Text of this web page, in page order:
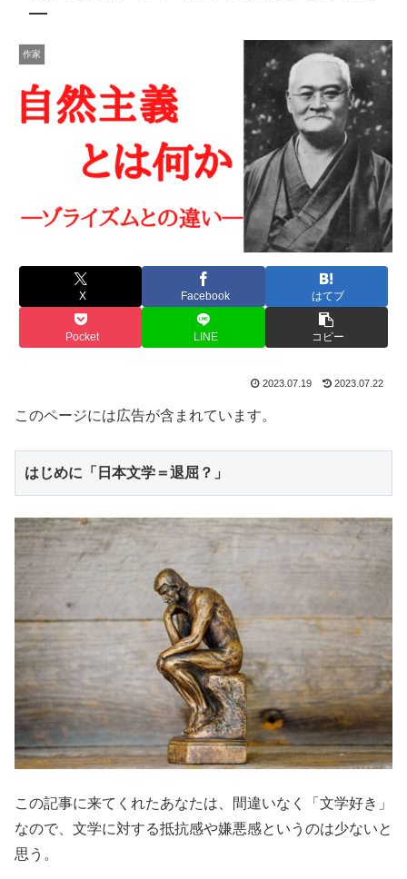
―
作家
X Facebook はてブ
Pocket LINE コピー
2023.07.19 2023.07.22
このページには広告が含まれています。
はじめに「日本文学＝退屈？」
この記事に来てくれたあなたは、間違いなく「文学好き」
なので、文学に対する抵抗感や嫌悪感というのは少ないと
思う。